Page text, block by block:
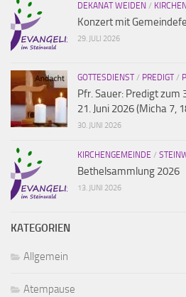
DEKANAT WEIDEN /
Konzert mit
29. JULI 2026
GOTTESDIENST/ PREDIGT/
Pfr. Sauer: Predigt zum
21. Juni 2026 (Micha 7,
30. JUNI 2026
KIRCHENGEMEINDE /
Bethelsammlung 2026
13. JUNI 2026
KATEGORIEN
Allgemein
Atempause